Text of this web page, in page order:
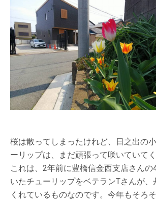
桜は散ってしまったけれど、日之出の
ーリップは、まだ頑張って咲いていてく
これは、2年前に豊橋信金西支店さん
いたチューリップをベテランTさんが、
くれているものなのです。今年もそろ